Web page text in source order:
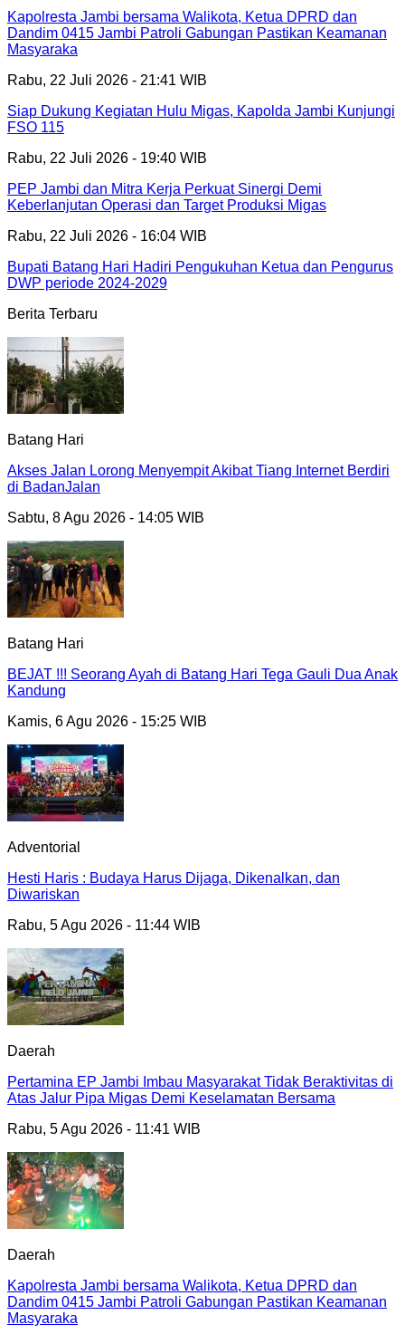
Kapolresta Jambi bersama Walikota, Ketua DPRD dan
Dandim 0415 Jambi Patroli Gabungan Pastikan Keamanan
Masyaraka
Rabu, 22 Juli 2026 - 21:41 WIB
Siap Dukung Kegiatan Hulu Migas, Kapolda Jambi Kunjungi
FSO 115
Rabu, 22 Juli 2026 - 19:40 WIB
PEP Jambi dan Mitra Kerja Perkuat Sinergi Demi
Keberlanjutan Operasi dan Target Produksi Migas
Rabu, 22 Juli 2026 - 16:04 WIB
Bupati Batang Hari Hadiri Pengukuhan Ketua dan Pengurus
DWP periode 2024-2029
Berita Terbaru
Batang Hari
Akses Jalan Lorong Menyempit Akibat Tiang Internet Berdiri
di BadanJalan
Sabtu, 8 Agu 2026 - 14:05 WIB
Batang Hari
BEJAT !!! Seorang Ayah di Batang Hari Tega Gauli Dua Anak
Kandung
Kamis, 6 Agu 2026 - 15:25 WIB
Adventorial
Hesti Haris : Budaya Harus Dijaga, Dikenalkan, dan
Diwariskan
Rabu, 5 Agu 2026 - 11:44 WIB
Daerah
Pertamina EP Jambi Imbau Masyarakat Tidak Beraktivitas di
Atas Jalur Pipa Migas Demi Keselamatan Bersama
Rabu, 5 Agu 2026 - 11:41 WIB
Daerah
Kapolresta Jambi bersama Walikota, Ketua DPRD dan
Dandim 0415 Jambi Patroli Gabungan Pastikan Keamanan
Masyaraka